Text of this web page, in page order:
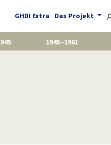
GHDI Extra Das Projekt
1945–1961